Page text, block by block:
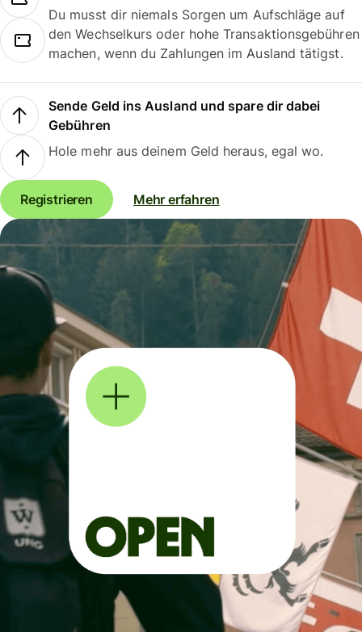
Du musst dir niemals Sorgen um Aufschläge auf
den Wechselkurs oder hohe Transaktionsgebühren
machen, wenn du Zahlungen im Ausland tätigst.
Sende Geld ins Ausland und spare dir dabei
Gebühren
Hole mehr aus deinem Geld heraus, egal wo.
Registrieren Mehr erfahren